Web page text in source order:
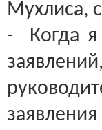
Мухлиса,
- Когда я